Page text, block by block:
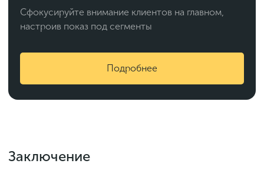
Сфокусируйте внимание клиентов на главном,
настроив показ под сегменты
Подробнее
Заключение